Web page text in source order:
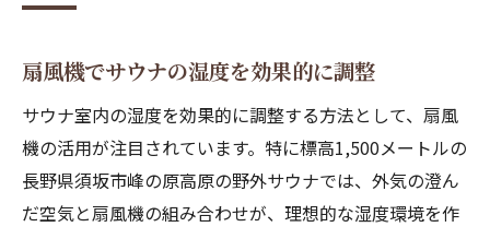
扇風機でサウナの湿度を効果的に調整
サウナ室内の湿度を効果的に調整する方法として、扇風
機の活用が注目されています。特に標高1,500メートルの
長野県須坂市峰の原高原の野外サウナでは、外気の澄ん
だ空気と扇風機の組み合わせが、理想的な湿度環境を作